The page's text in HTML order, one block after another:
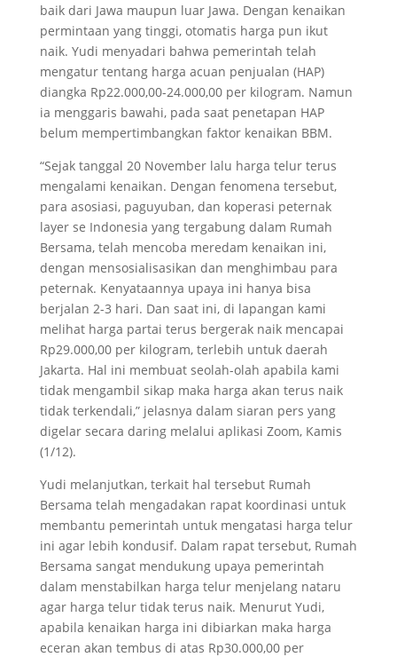
baik dari Jawa maupun luar Jawa. Dengan kenaikan
permintaan yang tinggi, otomatis harga pun ikut
naik. Yudi menyadari bahwa pemerintah telah
mengatur tentang harga acuan penjualan (HAP)
diangka Rp22.000,00-24.000,00 per kilogram. Namun
ia menggaris bawahi, pada saat penetapan HAP
belum mempertimbangkan faktor kenaikan BBM.
“Sejak tanggal 20 November lalu harga telur terus
mengalami kenaikan. Dengan fenomena tersebut,
para asosiasi, paguyuban, dan koperasi peternak
layer se Indonesia yang tergabung dalam Rumah
Bersama, telah mencoba meredam kenaikan ini,
dengan mensosialisasikan dan menghimbau para
peternak. Kenyataannya upaya ini hanya bisa
berjalan 2-3 hari. Dan saat ini, di lapangan kami
melihat harga partai terus bergerak naik mencapai
Rp29.000,00 per kilogram, terlebih untuk daerah
Jakarta. Hal ini membuat seolah-olah apabila kami
tidak mengambil sikap maka harga akan terus naik
tidak terkendali,” jelasnya dalam siaran pers yang
digelar secara daring melalui aplikasi Zoom, Kamis
(1/12).
Yudi melanjutkan, terkait hal tersebut Rumah
Bersama telah mengadakan rapat koordinasi untuk
membantu pemerintah untuk mengatasi harga telur
ini agar lebih kondusif. Dalam rapat tersebut, Rumah
Bersama sangat mendukung upaya pemerintah
dalam menstabilkan harga telur menjelang nataru
agar harga telur tidak terus naik. Menurut Yudi,
apabila kenaikan harga ini dibiarkan maka harga
eceran akan tembus di atas Rp30.000,00 per